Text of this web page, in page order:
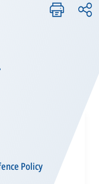
Policy